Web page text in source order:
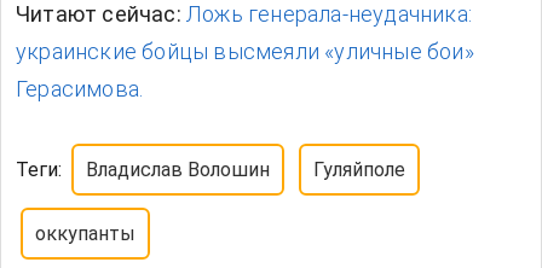
Читают сейчас: Ложь генерала-неудачника:
украинские бойцы высмеяли «уличные бои»
Герасимова.
Теги: Владислав Волошин Гуляйполе
оккупанты